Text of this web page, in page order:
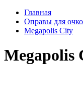
Главная
Оправы для
Megapolis City
Megapolis